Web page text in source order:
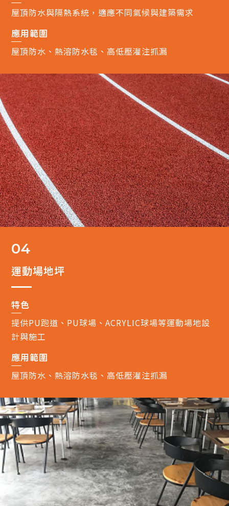
屋頂防水與隔熱系統，適應不同氣候與建築需求
應用範圍
屋頂防水、熱溶防水毯、高低壓灌注抓漏
04
運動場地坪
特色
提供PU跑道、PU球場、ACRYLIC球場等運動場地設
計與施工
應用範圍
屋頂防水、熱溶防水毯、高低壓灌注抓漏